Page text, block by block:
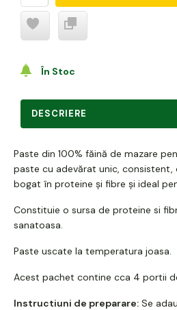
În Stoc
DESCRIERE
Paste din 100% făină de mazare
paste cu adevărat unic,
bogat în proteine ​​și fibre și ideal
Constituie o sursa de proteine si
sanatoasa.
Paste uscate la temperatura joasa.
Acest pachet contine cca 4 portii
Instructiuni de preparare: Se